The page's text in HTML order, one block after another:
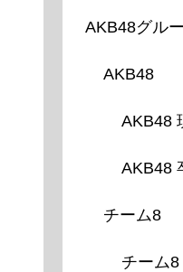
AKB48グル
AKB48
AKB48
AKB48
チーム8
チーム